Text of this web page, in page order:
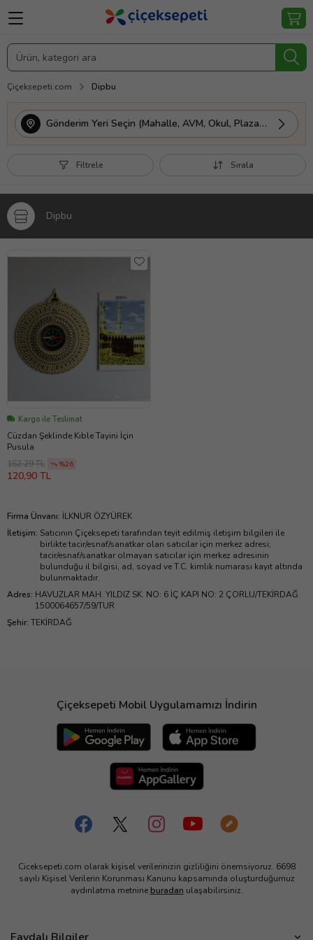
Çiçeksepeti.com Dipbu
Gönderim Yeri Seçin (Mahalle, AVM, Okul, Plaza vs.)
Filtrele Sırala
Dipbu
Kargo ile Teslimat
Cüzdan Şeklinde Kıble Tayini İçin
Pusula
162,29 TL
%26
120,90 TL
Firma Ünvanı: İLKNUR ÖZYÜREK
İletişim: Satıcının Çiçeksepeti tarafından teyit edilmiş iletişim bilgileri ile
birlikte tacir/esnaf/sanatkar olan satıcılar için merkez adresi;
tacir/esnaf/sanatkar olmayan satıcılar için merkez adresinin
bulunduğu il bilgisi, ad, soyad ve T.C. kimlik numarası kayıt altında
bulunmaktadır.
Adres: HAVUZLAR MAH. YILDIZ SK. NO: 6 İÇ KAPI NO: 2 ÇORLU/TEKİRDAĞ
1500064657/59/TUR
Şehir: TEKİRDAĞ
Çiçeksepeti Mobil Uygulamamızı İndirin
Ciceksepeti.com olarak kişisel verilerinizin gizliliğini önemsiyoruz. 6698
sayılı Kişisel Verilerin Korunması Kanunu kapsamında oluşturduğumuz
aydınlatma metnine buradan ulaşabilirsiniz.